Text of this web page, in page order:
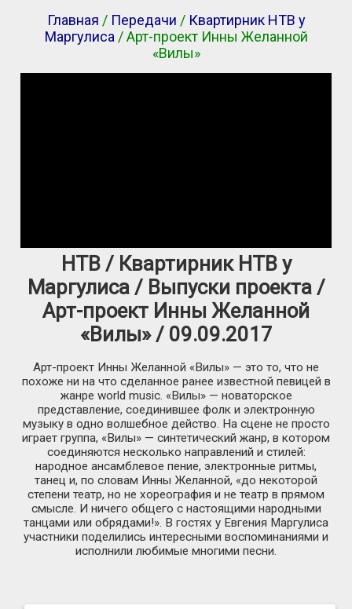
Главная / Передачи / Квартирник НТВ у
Маргулиса / Арт-проект Инны Желанной
«Вилы»
НТВ / Квартирник НТВ у
Маргулиса / Выпуски проекта /
Арт-проект Инны Желанной
«Вилы» / 09.09.2017
Арт-проект Инны Желанной «Вилы» — это то, что не
похоже ни на что сделанное ранее известной певицей в
жанре world music. «Вилы» — новаторское
представление, соединившее фолк и электронную
музыку в одно волшебное действо. На сцене не просто
играет группа, «Вилы» — синтетический жанр, в котором
соединяются несколько направлений и стилей:
народное ансамблевое пение, электронные ритмы,
танец и, по словам Инны Желанной, «до некоторой
степени театр, но не хореография и не театр в прямом
смысле. И ничего общего с настоящими народными
танцами или обрядами!». В гостях у Евгения Маргулиса
участники поделились интересными воспоминаниями и
исполнили любимые многими песни.